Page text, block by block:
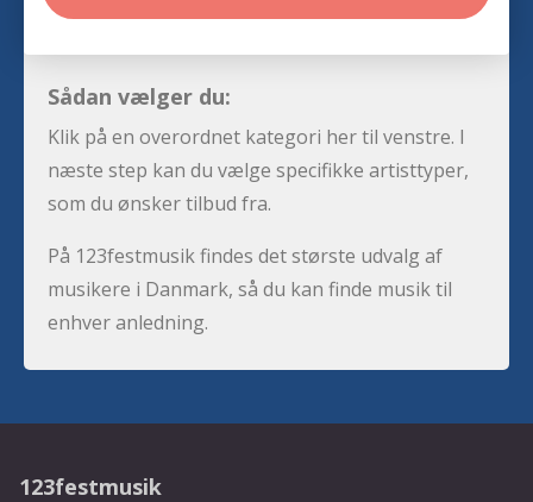
Sådan vælger du:
Klik på en overordnet kategori her til venstre. I
næste step kan du vælge specifikke artisttyper,
som du ønsker tilbud fra.
På 123festmusik findes det største udvalg af
musikere i Danmark, så du kan finde musik til
enhver anledning.
123festmusik